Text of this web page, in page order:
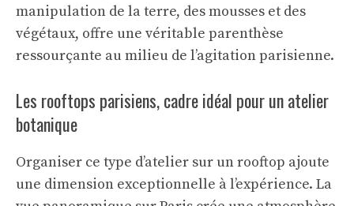
manipulation de la terre, des mousses et des
végétaux, offre une véritable parenthèse
ressourçante au milieu de l’agitation parisienne.
Les rooftops parisiens, cadre idéal pour un atelier
botanique
Organiser ce type d’atelier sur un rooftop ajoute
une dimension exceptionnelle à l’expérience. La